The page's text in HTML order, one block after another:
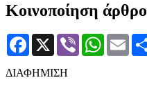
Κοινοποίηση
Facebook
X Viber
ΔΙΑΦΗΜΙΣΗ